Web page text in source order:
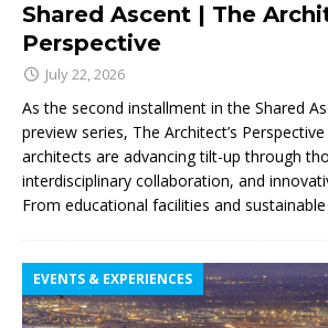
Shared Ascent | The
Perspective
July 22, 2026
As the second installment in the Shared
preview series, The Architect’s
architects are advancing tilt-up through
interdisciplinary collaboration, and
From educational facilities and
EVENTS & EXPERIENCES